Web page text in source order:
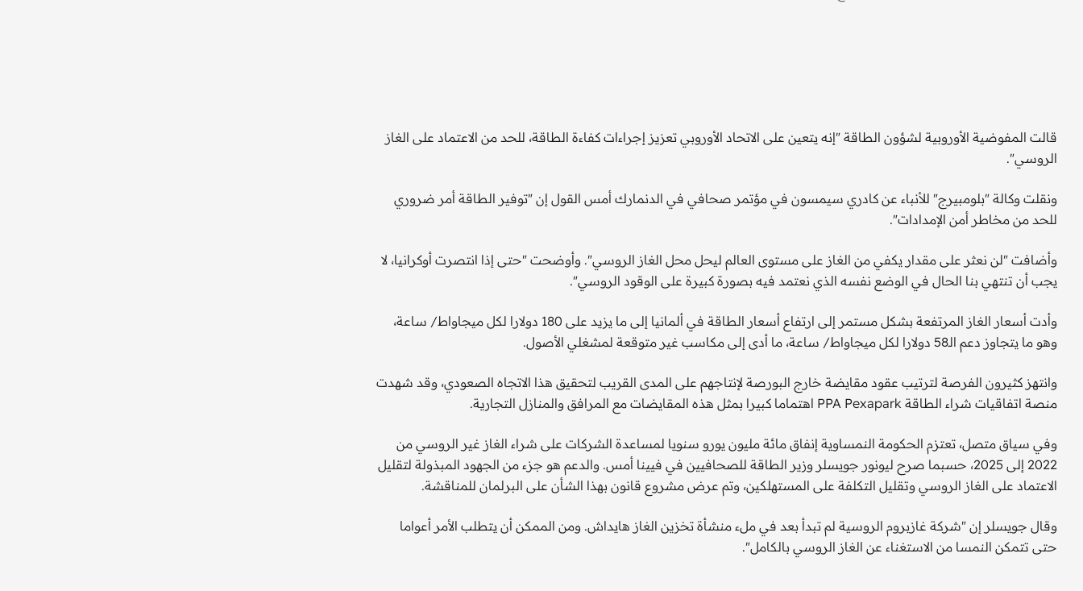
قالت المفوضية الأوروبية لشؤون الطاقة "إنه يتعين على الاتحاد الأوروبي تعزيز إجراءات كفاءة الطاقة، للحد من الاعتماد على الغاز
الروسي".
ونقلت وكالة "بلومبيرج" للأنباء عن كادري سيمسون في مؤتمر صحافي في الدنمارك أمس القول إن "توفير الطاقة أمر ضروري
للحد من مخاطر أمن الإمدادات".
وأضافت "لن نعثر على مقدار يكفي من الغاز على مستوى العالم ليحل محل الغاز الروسي". وأوضحت "حتى إذا انتصرت أوكرانيا، لا
يجب أن تنتهي بنا الحال في الوضع نفسه الذي نعتمد فيه بصورة كبيرة على الوقود الروسي".
وأدت أسعار الغاز المرتفعة بشكل مستمر إلى ارتفاع أسعار الطاقة في ألمانيا إلى ما يزيد على 180 دولارا لكل ميجاواط/ ساعة،
وهو ما يتجاوز دعم الـ58 دولارا لكل ميجاواط/ ساعة، ما أدى إلى مكاسب غير متوقعة لمشغلي الأصول.
وانتهز كثيرون الفرصة لترتيب عقود مقايضة خارج البورصة لإنتاجهم على المدى القريب لتحقيق هذا الاتجاه الصعودي، وقد شهدت
منصة اتفاقيات شراء الطاقة PPA Pexapark اهتماما كبيرا بمثل هذه المقايضات مع المرافق والمنازل التجارية.
وفي سياق متصل، تعتزم الحكومة النمساوية إنفاق مائة مليون يورو سنويا لمساعدة الشركات على شراء الغاز غير الروسي من
2022 إلى 2025، حسبما صرح ليونور جويسلر وزير الطاقة للصحافيين في فيينا أمس. والدعم هو جزء من الجهود المبذولة لتقليل
الاعتماد على الغاز الروسي وتقليل التكلفة على المستهلكين، وتم عرض مشروع قانون بهذا الشأن على البرلمان للمناقشة.
وقال جويسلر إن "شركة غازبروم الروسية لم تبدأ بعد في ملء منشأة تخزين الغاز هايداش. ومن الممكن أن يتطلب الأمر أعواما
حتى تتمكن النمسا من الاستغناء عن الغاز الروسي بالكامل".